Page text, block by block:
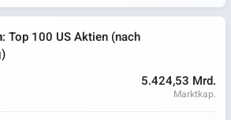
: Top 100 US Aktien (nach
5.424,53 Mrd.
Marktkap.